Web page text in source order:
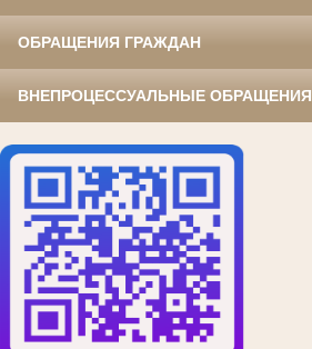
ОБРАЩЕНИЯ ГРАЖДАН
ВНЕПРОЦЕССУАЛЬНЫЕ ОБРАЩЕНИЯ